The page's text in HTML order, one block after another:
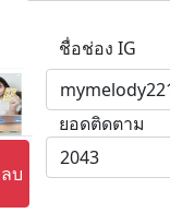
ลบ
ชื่อช่อง IG
ยอดติดตาม